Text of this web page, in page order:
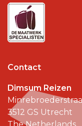
Contact
Dimsum Reizen
3512 GS Utrecht